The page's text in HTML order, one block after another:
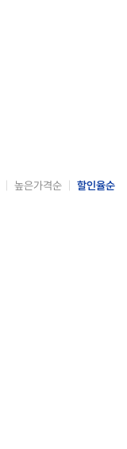
높은가격순 할인율순